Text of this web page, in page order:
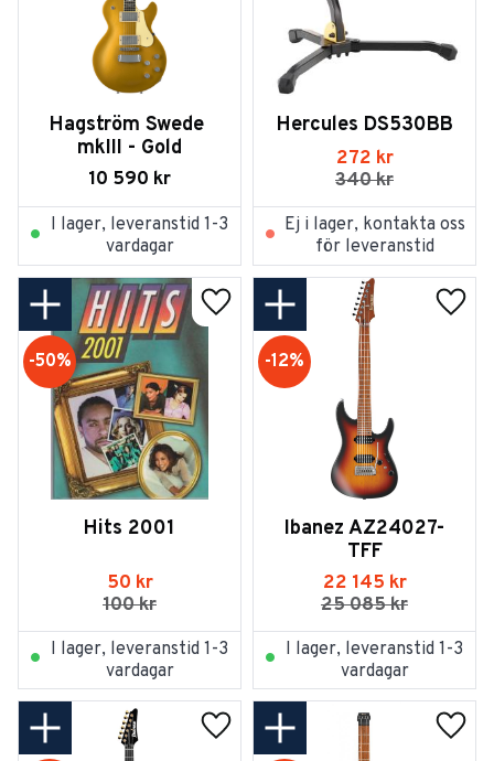
Hagström Swede
mkIII - Gold
10 590 kr
I lager, leveranstid 1-3
vardagar
Hercules DS530BB
272 kr
340kr
Ej i lager, kontakta oss
för leveranstid
Hits 2001
50 kr
100kr
50%
Lägg till i favoriter
I lager, leveranstid 1-3
vardagar
Ibanez AZ24027-
TFF
22 145 kr
25 085kr
12%
I lager, leveranstid 1-3
vardagar
Lägg till i favoriter